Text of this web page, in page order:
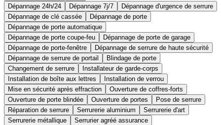
Dépannage 24h/24
Dépannage 7j/7
Dépannage d'urgence de serrure
Dépannage de clé cassée
Dépannage de porte
Dépannage de porte automatique
Dépannage de porte coupe-feu
Dépannage de porte de garage
Dépannage de porte-fenêtre
Dépannage de serrure de haute sécurité
Dépannage de serrure de portail
Blindage de porte
Changement de serrure
Installateur de garde-corps
Installation de boîte aux lettres
Installation de verrou
Mise en sécurité après effraction
Ouverture de coffres-forts
Ouverture de porte blindée
Ouverture de portes
Pose de serrure
Réparation de serrure
Serrurerie aluminium
Serrurerie d'art
Serrurerie métallique
Serrurier agréé assurance